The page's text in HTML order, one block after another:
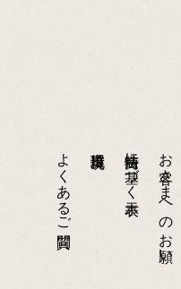
お客さまへのお願い
特商法に基づく表示
よくあるご質問